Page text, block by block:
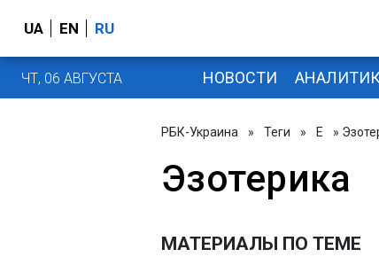
UA EN RU
ЧТ, 06 АВГУСТА НОВОСТИ
РБК-Украина » Теги » Е »
Эзотерика
МАТЕРИАЛЫ ПО ТЕМЕ